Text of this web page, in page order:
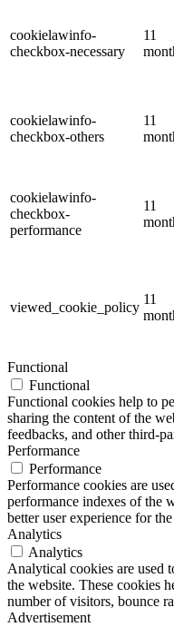
cookielawinfo-
checkbox-necessary
11
cookielawinfo-
checkbox-others
11
cookielawinfo-
checkbox-
performance
11
viewed_cookie_policy
11
Functional
Functional
Functional cookies help to
sharing the content of the
feedbacks, and other third-
Performance
Performance
Performance cookies are
performance indexes of the
better user experience for
Analytics
Analytics
Analytical cookies are used
the website. These cookies
number of visitors, bounce
Advertisement